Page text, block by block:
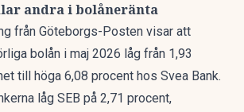
andra i bolåneränta
från Göteborgs-Posten visar att
bolån i maj 2026 låg från 1,93
till höga 6,08 procent hos Svea Bank.
låg SEB på 2,71 procent,